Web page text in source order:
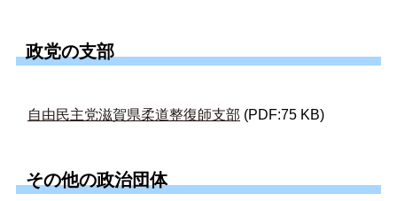
政党の支部
自由民主党滋賀県柔道整復師支部 (PDF:75 KB)
その他の政治団体